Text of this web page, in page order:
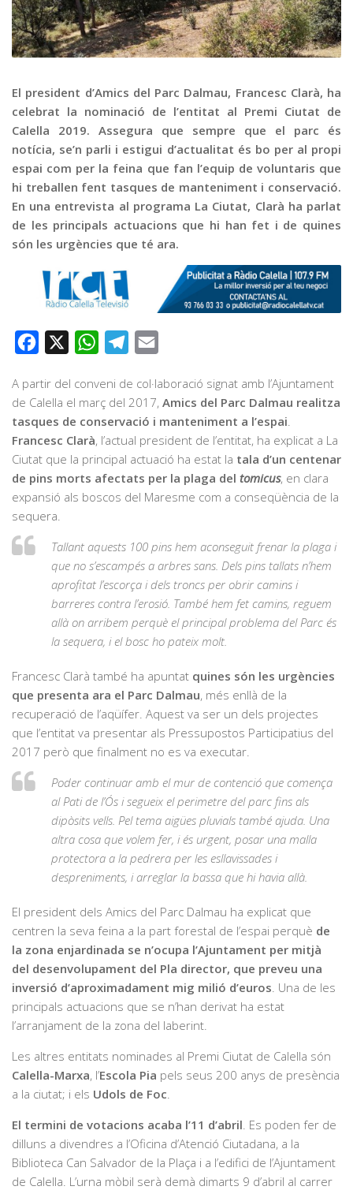
Publicitat
Contacte
El president d’Amics del Parc Dalmau, Francesc Clarà, ha
celebrat la nominació de l’entitat al Premi Ciutat de
Calella 2019. Assegura que sempre que el parc és
notícia, se’n parli i estigui d’actualitat és bo per al propi
espai com per la feina que fan l’equip de voluntaris que
hi treballen fent tasques de manteniment i conservació.
En una entrevista al programa La Ciutat, Clarà ha parlat
de les principals actuacions que hi han fet i de quines
són les urgències que té ara.
Facebook WhatsAppTelegram
A partir del conveni de col·laboració signat amb l’Ajuntament
de Calella el març del 2017, Amics del Parc Dalmau realitza
tasques de conservació i manteniment a l’espai
Francesc Clarà, l’actual president de l’entitat, ha explicat a La
Ciutat que la principal actuació ha estat la tala d’un centenar
de pins morts afectats per la plaga del tomicus, en clara
expansió als boscos del Maresme com a conseqüència de la
sequera.
Tallant aquests 100 pins hem aconseguit frenar la plaga i
que no s’escampés a arbres sans. Dels pins tallats n’hem
aprofitat l’escorça i dels troncs per obrir camins i
barreres contra l’erosió. També hem fet camins, reguem
allà on arribem perquè el principal problema del Parc és
la sequera, i el bosc ho pateix molt.
Francesc Clarà també ha apuntat quines són les urgències
que presenta ara el Parc Dalmau, més enllà de la
recuperació de l’aqüífer. Aquest va ser un dels projectes
que l’entitat va presentar als Pressupostos Participatius del
2017 però que finalment no es va executar.
Poder continuar amb el mur de contenció que comença
al Pati de l’Ós i segueix el perimetre del parc fins als
dipòsits vells. Pel tema aigües pluvials també ajuda. Una
altra cosa que volem fer, i és urgent, posar una malla
protectora a la pedrera per les esllavissades i
despreniments, i arreglar la bassa que hi havia allà.
El president dels Amics del Parc Dalmau ha explicat que
centren la seva feina a la part forestal de l’espai perquè de
la zona enjardinada se n’ocupa l’Ajuntament per mitjà
del desenvolupament del Pla director, que preveu una
inversió d’aproximadament mig milió d’euros . Una de les
principals actuacions que se n’han derivat ha estat
l’arranjament de la zona del laberint.
Les altres entitats nominades al Premi Ciutat de Calella són
Calella-Marxa, l’Escola Pia pels seus 200 anys de presència
a la ciutat; i els Udols de Foc
El termini de votacions acaba l’11 d’abril . Es poden fer de
dilluns a divendres a l’Oficina d’Atenció Ciutadana, a la
Biblioteca Can Salvador de la Plaça i a l’edifici de l’Ajuntament
de Calella. L’urna mòbil serà demà dimarts 9 d’abril al carrer